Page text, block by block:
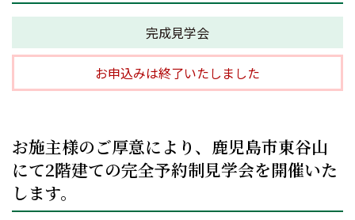
完成見学会
お申込みは終了いたしました
お施主様のご厚意により、鹿児島市東谷山
にて2階建ての完全予約制見学会を開催いた
します。